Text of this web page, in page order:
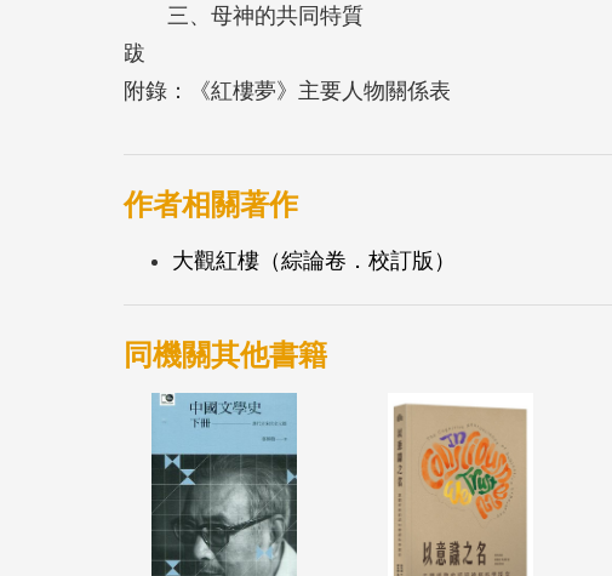
三、母神的共同特質
跋
附錄：《紅樓夢》主要人物關係表
作者相關著作
大觀紅樓（綜論卷．校訂版）
同機關其他書籍